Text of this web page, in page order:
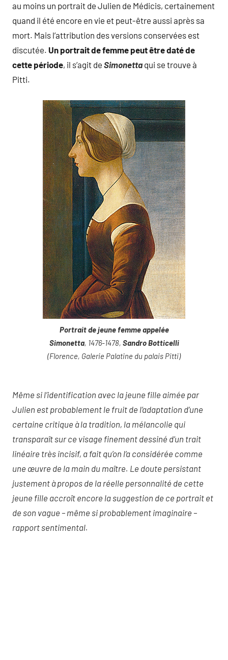
au moins un portrait de Julien de Médicis, certainement
quand il été encore en vie et peut-être aussi après sa
mort. Mais l’attribution des versions conservées est
discutée. Un portrait de femme peut être daté de
cette période, il s’agit de Simonetta qui se trouve à
Pitti.
Portrait de jeune femme appelée
Simonetta, 1476-1478, Sandro Botticelli
(Florence, Galerie Palatine du palais Pitti)
Même si l’identification avec la jeune fille aimée par
Julien est probablement le fruit de l’adaptation d’une
certaine critique à la tradition, la mélancolie qui
transparaît sur ce visage finement dessiné d’un trait
linéaire très incisif, a fait qu’on l’a considérée comme
une œuvre de la main du maître. Le doute persistant
justement à propos de la réelle personnalité de cette
jeune fille accroît encore la suggestion de ce portrait et
de son vague – même si probablement imaginaire –
rapport sentimental.